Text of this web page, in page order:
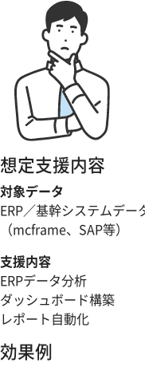
想定支援内容
対象データ
ERP／基幹システムデー
（mcframe、SAP等）
支援内容
ERPデータ分析
ダッシュボード構築
レポート自動化
効果例